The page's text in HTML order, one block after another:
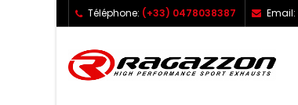
Téléphone: (+33) 0478038387 Email: